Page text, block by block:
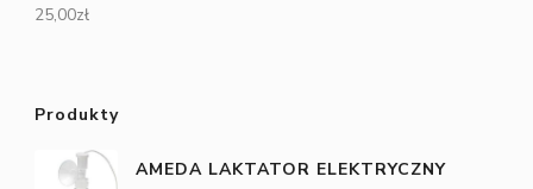
25,00zł
Produkty
AMEDA LAKTATOR ELEKTRYCZNY